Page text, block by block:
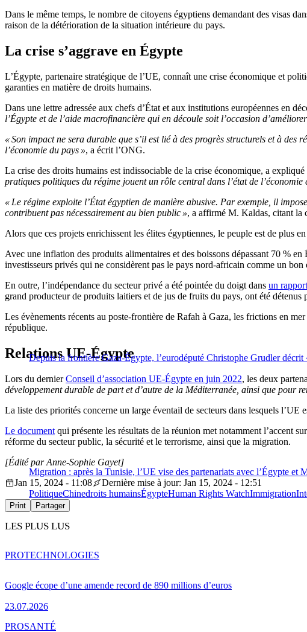
Dans le même temps, le nombre de citoyens égyptiens demandant des visas
raison de la détérioration de la situation intérieure du pays.
La crise s’aggrave en Égypte
L’Égypte, partenaire stratégique de l’UE, connaît une crise économique et
garanties en matière de droits humains.
Dans une lettre adressée aux chefs d’État et aux institutions européennes en
l’Égypte et de l’aide macrofinancière qui en découle soit l’occasion
« Son impact ne sera durable que s’il est lié à des progrès structurels et à
l’économie du pays », a écrit l’ONG.
La crise des droits humains est indissociable de la crise économique, a
pratiques politiques du régime jouent un rôle central dans l’état de l’économie
« Le régime exploite l’État égyptien de manière abusive. Par exemple, il
contribuent pas nécessairement au bien public », a affirmé M. Kaldas, citant la
Alors que ces projets enrichissent les élites égyptiennes, le peuple est de plus
Avec une inflation des produits alimentaires et des boissons dépassant 70 %
investisseurs privés qui ne considèrent pas le pays nord-africain comme un
En outre, l’indépendance du secteur privé a été pointée du doigt dans un
grand producteur de produits laitiers et de jus de fruits du pays, ont été
Les évènements récents au poste-frontière de Rafah à Gaza, les frictions en
république.
Depuis la frontière Gaza-Égypte, l’eurodéputé Christophe Grudler décrit
Relations UE-Égypte
Lors du dernierConseil d’association UE-Égypte en juin 2022, les deux
développement durable de part et d’autre de la Méditerranée, ainsi que pour
La liste des priorités concerne un large éventail de secteurs dans lesquels l’UE
Le document qui présente les résultats de la réunion met notamment l’accent
réforme du secteur public, la sécurité et le terrorisme, ainsi que la migration.
Migration : après la Tunisie, l’UE vise des partenariats avec l’Égypte et
[Édité par Anne-Sophie Gayet]
Jan 15, 2024 - 11:08
Dernière mise à jour: Jan 15, 2024 - 12:51
PolitiqueChinedroits humainsÉgypteHuman Rights WatchImmigration
Print Partager
LES PLUS LUS
Google écope d’une amende record de 890 millions d’euros
23.07.2026
PROTECHNOLOGIES
PROSANTÉ